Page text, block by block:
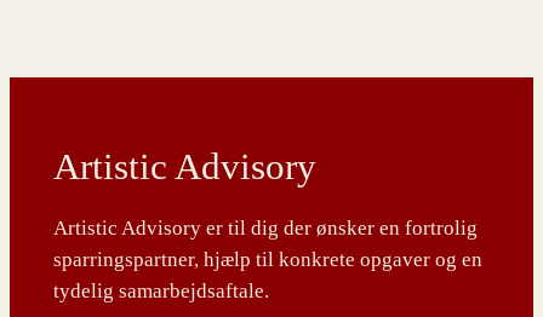
Artistic Advisory
Artistic Advisory er til dig der ønsker en fortrolig
sparringspartner, hjælp til konkrete opgaver og en
tydelig samarbejdsaftale.